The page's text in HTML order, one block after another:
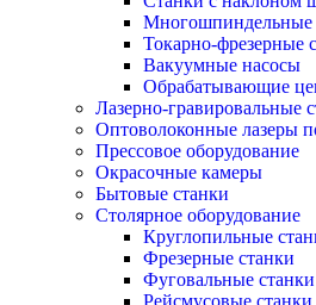
Многошпиндельные
Токарно-фрезерные
Вакуумные насосы
Обрабатывающие
Лазерно-гравировальные
Оптоволоконные лазеры
Прессовое оборудование
Окрасочные камеры
Бытовые станки
Столярное оборудование
Круглопильные
Фрезерные станки
Фуговальные станки
Рейсмусовые станки